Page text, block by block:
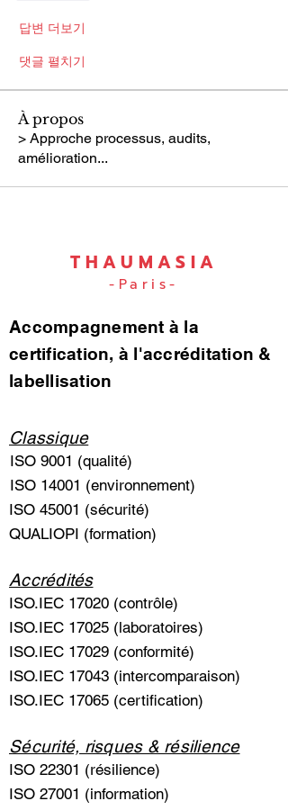
답변 더보기
댓글 펼치기
À propos
> Approche processus, audits,
amélioration...
THAUMASIA
-Paris-
Accompagnement à la
certification, à l'accréditation &
labellisation
Classique
ISO 9001 (qualité)
ISO 14001 (environnement)
ISO 45001 (sécurité)
QUALIOPI (formation)
Accrédités
ISO.IEC 17020 (contrôle)
ISO.IEC 17025 (laboratoires)
ISO.IEC 17029 (conformité)
ISO.IEC 17043 (intercomparaison)
ISO.IEC 17065 (certification)
Sécurité, risques & résilience
ISO 22301 (résilience)
ISO 27001 (information)